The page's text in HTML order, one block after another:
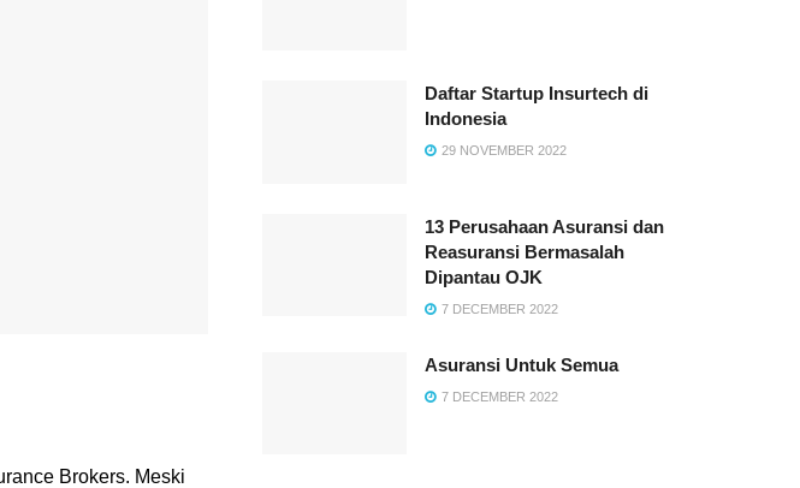
Brokers. Meski
Daftar Startup Insurtech di
Indonesia
29 NOVEMBER 2022
13 Perusahaan Asuransi dan
Reasuransi Bermasalah
Dipantau OJK
7 DECEMBER 2022
Asuransi Untuk Semua
7 DECEMBER 2022